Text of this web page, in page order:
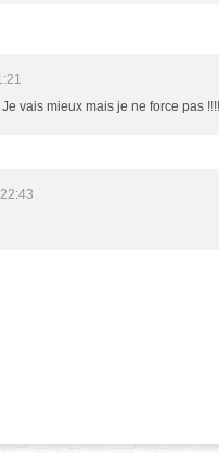
vais mieux mais je ne force pas